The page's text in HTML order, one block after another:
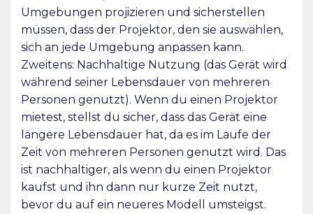
Umgebungen projizieren und sicherstellen
müssen, dass der Projektor, den sie auswählen,
sich an jede Umgebung anpassen kann.
Zweitens: Nachhaltige Nutzung (das Gerät wird
während seiner Lebensdauer von mehreren
Personen genutzt). Wenn du einen Projektor
mietest, stellst du sicher, dass das Gerät eine
längere Lebensdauer hat, da es im Laufe der
Zeit von mehreren Personen genutzt wird. Das
ist nachhaltiger, als wenn du einen Projektor
kaufst und ihn dann nur kurze Zeit nutzt,
bevor du auf ein neueres Modell umsteigst.